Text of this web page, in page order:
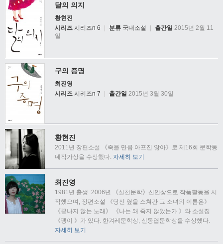
달의 의지
황현진
시리즈 시리즈n 6 분류 국내소설 출간일 2015년 2월 11
일
구의 증명
최진영
시리즈 시리즈n 7 출간일 2015년 3월 30일
황현진
2011년 장편소설 《죽을 만큼 아프진 않아》로 제16회 문학동
네작가상을 수상했다. 자세히 보기
최진영
1981년 출생. 2006년 《실천문학》신인상으로 작품활동을 시
작했으며, 장편소설 《당신 옆을 스쳐간 그 소녀의 이름은》
《끝나지 않는 노래》 《나는 왜 죽지 않았는가 》와 소설집
《팽이 》가 있다. 한겨레문학상, 신동엽문학상을 수상했다.
자세히 보기